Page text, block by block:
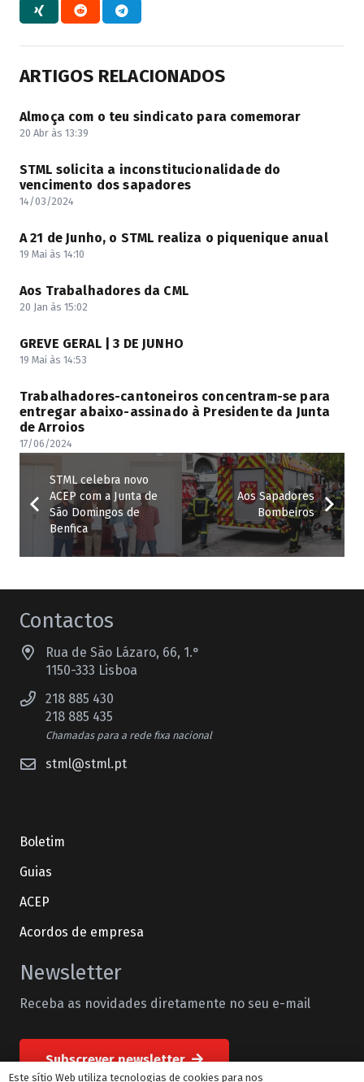
ARTIGOS RELACIONADOS
Almoça com o teu sindicato para comemorar
20 Abr às 13:39
STML solicita a inconstitucionalidade do
vencimento dos sapadores
14/03/2024
A 21 de Junho, o STML realiza o piquenique anual
19 Mai às 14:10
Aos Trabalhadores da CML
20 Jan às 15:02
GREVE GERAL | 3 DE JUNHO
19 Mai às 14:53
Trabalhadores-cantoneiros concentram-se para
entregar abaixo-assinado à Presidente da Junta
de Arroios
17/06/2024
STML celebra novo
ACEP com a Junta de
São Domingos de
Benfica
Aos Sapadores
Bombeiros
Contactos
Rua de São Lázaro, 66, 1.°
1150-333 Lisboa
218 885 430
218 885 435
Chamadas para a rede fixa nacional
stml@stml.pt
Boletim
Guias
ACEP
Acordos de empresa
Newsletter
Receba as novidades diretamente no seu e-mail
Subscrever newsletter
Este sítio Web utiliza tecnologias de cookies para nos